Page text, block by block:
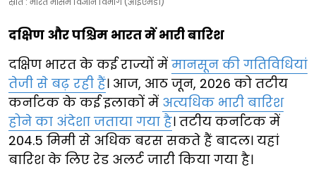
दक्षिण और पश्चिम भारत में भारी बारिश
दक्षिण भारत के कई राज्यों में मानसून की गतिविधियां
तेजी से बढ़ रही हैं। आज, आठ जून, 2026 को तटीय
कर्नाटक के कई इलाकों में अत्यधिक भारी बारिश
होने का अंदेशा जताया गया है। तटीय कर्नाटक में
204.5 मिमी से अधिक बरस सकते हैं बादल। यहां
बारिश के लिए रेड अलर्ट जारी किया गया है।